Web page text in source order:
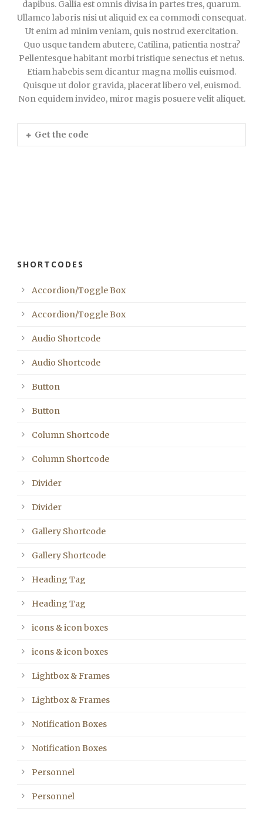
dapibus. Gallia est omnis divisa in partes tres, quarum.
Ullamco laboris nisi ut aliquid ex ea commodi consequat.
Ut enim ad minim veniam, quis nostrud exercitation.
Quo usque tandem abutere, Catilina, patientia nostra?
Pellentesque habitant morbi tristique senectus et netus.
Etiam habebis sem dicantur magna mollis euismod.
Quisque ut dolor gravida, placerat libero vel, euismod.
Non equidem invideo, miror magis posuere velit aliquet.
Get the code
SHORTCODES
Accordion/Toggle Box
Accordion/Toggle Box
Audio Shortcode
Audio Shortcode
Button
Button
Column Shortcode
Column Shortcode
Divider
Divider
Gallery Shortcode
Gallery Shortcode
Heading Tag
Heading Tag
icons & icon boxes
icons & icon boxes
Lightbox & Frames
Lightbox & Frames
Notification Boxes
Notification Boxes
Personnel
Personnel